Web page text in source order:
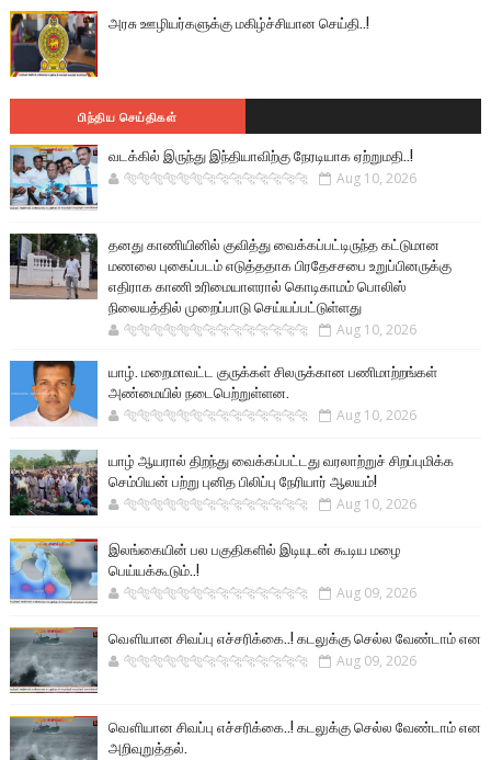
அரசு ஊழியர்களுக்கு மகிழ்ச்சியான செய்தி..!
பிந்திய செய்திகள்
வடக்கில் இருந்து இந்தியாவிற்கு நேரடியாக ஏற்றுமதி..!
🐅🐅🐅🐅🐅🐅🐆🐆🐆🐆🐆🐆🐆🐆 Aug 10, 2026
தனது காணியினில் குவித்து வைக்கப்பட்டிருந்த கட்டுமான
மணலை புகைப்படம் எடுத்ததாக பிரதேசசபை உறுப்பினருக்கு
எதிராக காணி உரிமையாளரால் கொடிகாமம் பொலிஸ்
நிலையத்தில் முறைப்பாடு செய்யப்பட்டுள்ளது
🐅🐅🐅🐅🐅🐅🐆🐆🐆🐆🐆🐆🐆🐆 Aug 10, 2026
யாழ். மறைமாவட்ட குருக்கள் சிலருக்கான பணிமாற்றங்கள்
அண்மையில் நடைபெற்றுள்ளன.
🐅🐅🐅🐅🐅🐅🐆🐆🐆🐆🐆🐆🐆🐆 Aug 10, 2026
யாழ் ஆயரால் திறந்து வைக்கப்பட்டது வரலாற்றுச் சிறப்புமிக்க
செம்பியன் பற்று புனித பிலிப்பு நேரியார் ஆலயம்!
🐅🐅🐅🐅🐅🐅🐆🐆🐆🐆🐆🐆🐆🐆 Aug 10, 2026
இலங்கையின் பல பகுதிகளில் இடியுடன் கூடிய மழை
பெய்யக்கூடும்..!
🐅🐅🐅🐅🐅🐅🐆🐆🐆🐆🐆🐆🐆🐆 Aug 09, 2026
வௌியான சிவப்பு எச்சரிக்கை..! கடலுக்கு செல்ல வேண்டாம் என
🐅🐅🐅🐅🐅🐅🐆🐆🐆🐆🐆🐆🐆🐆 Aug 09, 2026
வௌியான சிவப்பு எச்சரிக்கை..! கடலுக்கு செல்ல வேண்டாம் என
அறிவுறுத்தல்.